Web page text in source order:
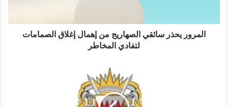
المرور يحذر سائقي الصهاريج من إهمال إغلاق الصمامات
لتفادي المخاطر